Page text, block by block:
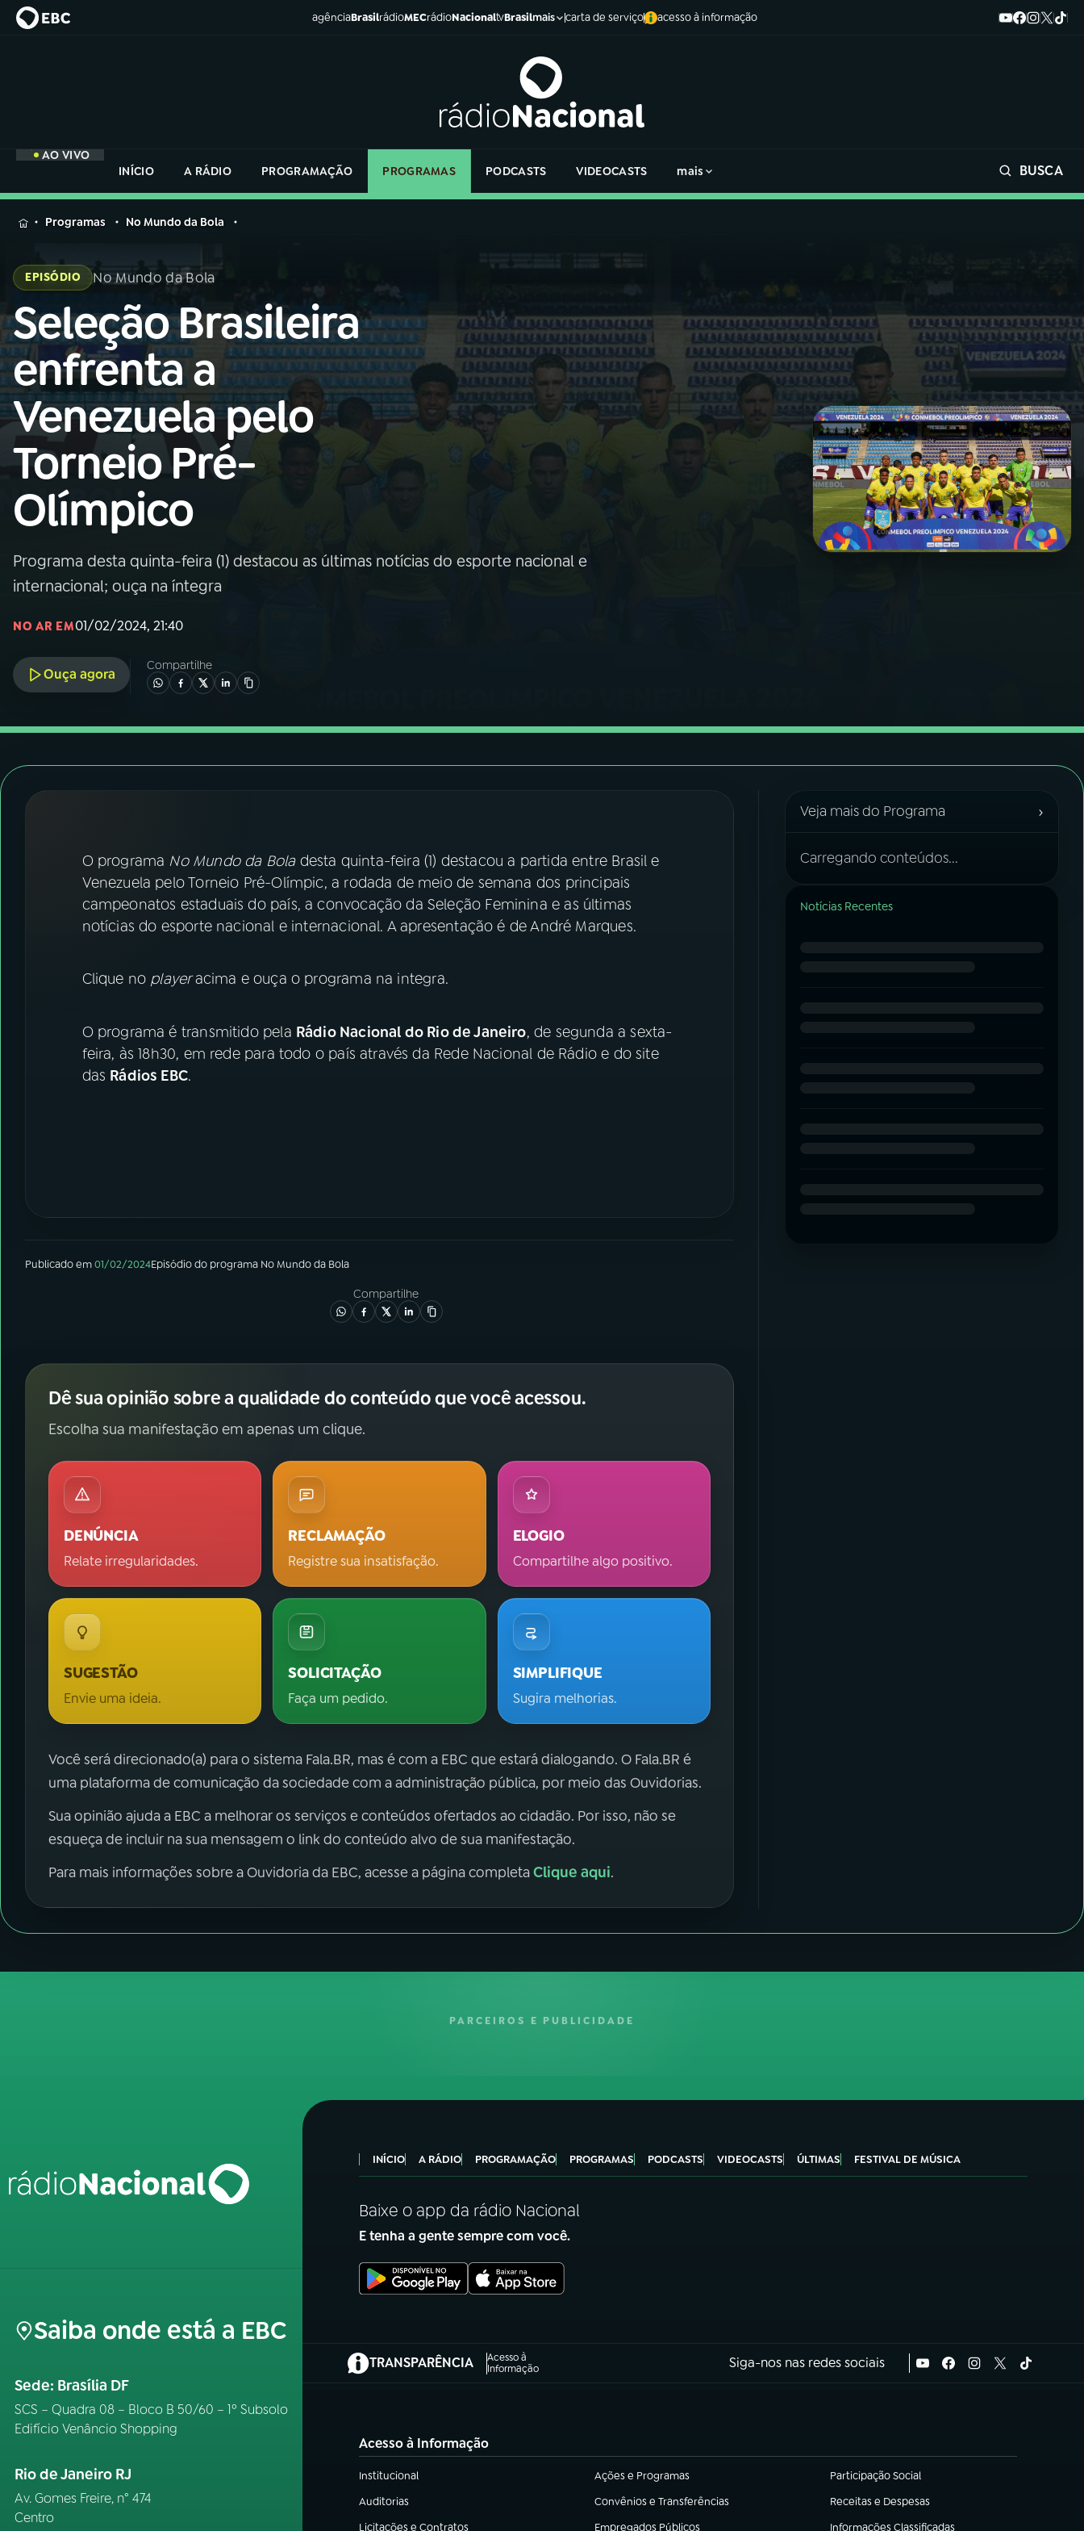
agênciaBrasilrádioMECrádioNacionaltvBrasilmais carta de serviço acesso à informação
AO VIVO
INÍCIO
A RÁDIO PROGRAMAÇÃO PROGRAMAS PODCASTS VIDEOCASTS mais BUSCA
MENU
Buscar
na
Rádio
Nacional
AO VIVO
01INÍCIO
02 A RÁDIO
PROGRAMAÇÃO
04PROGRAMAS
05 PODCASTS
06VIDEOCASTS
07ÚLTIMAS
YouTube Facebook
Instagram X
na
Rádio
Programas No Mundo da Bola
EPISÓDIO No Mundo da Bola
Seleção Brasileira
enfrenta a
Venezuela pelo
Torneio Pré-
Olímpico
Programa desta quinta-feira (1) destacou as últimas notícias do esporte nacional e
internacional; ouça na íntegra
NO AR EM01/02/2024, 21:40
Ouça agora
Compartilhe
O programa No Mundo da Boladesta quinta-feira (1) destacou a partida entre Brasil e
Venezuela pelo Torneio Pré-Olímpic, a rodada de meio de semana dos principais
campeonatos estaduais do país, a convocação da Seleção Feminina e as últimas
notícias do esporte nacional e internacional. A apresentação é de André Marques.
Clique no playeracima e ouça o programa na integra.
O programa é transmitido pela Rádio Nacional do Rio de Janeiro, de segunda a sexta-
feira, às 18h30, em rede para todo o país através da Rede Nacional de Rádio e do site
das Rádios EBC.
Publicado em01/02/2024Episódiodo programa No Mundo da Bola
Compartilhe
Dê sua opinião sobre a qualidade do conteúdo que você acessou.
Escolha sua manifestação em apenas um clique.
DENÚNCIA
Relate irregularidades.
RECLAMAÇÃO
Registre sua insatisfação.
ELOGIO
Compartilhe algo positivo.
SUGESTÃO
Envie uma ideia.
SOLICITAÇÃO
Faça um pedido.
SIMPLIFIQUE
Sugira melhorias.
Você será direcionado(a) para o sistema Fala.BR, mas é com a EBC que estará dialogando. O Fala.BR é
uma plataforma de comunicação da sociedade com a administração pública, por meio das Ouvidorias.
Sua opinião ajuda a EBC a melhorar os serviços e conteúdos ofertados ao cidadão. Por isso, não se
esqueça de incluir na sua mensagem o link do conteúdo alvo de sua manifestação.
Para mais informações sobre a Ouvidoria da EBC, acesse a página completaClique aqui.
Veja mais do Programa ›
Carregando conteúdos...
Notícias Recentes
PARCEIROS E PUBLICIDADE
Saiba onde está a EBC
Sede: Brasília DF
SCS – Quadra 08 – Bloco B 50/60 – 1º Subsolo
Edifício Venâncio Shopping
Rio de Janeiro RJ
Av. Gomes Freire, n° 474
Centro
INÍCIO A RÁDIO PROGRAMAÇÃO PROGRAMAS PODCASTS VIDEOCASTS ÚLTIMAS FESTIVAL DE MÚSICA
Baixe o app da rádio Nacional
E tenha a gente sempre com você.
TRANSPARÊNCIA
Acesso à
Informação
(abre em nova aba) Siga-nos nas redes sociais
Acesso à Informação
Institucional
(abre em nova aba) Ações e Programas
(abre em nova aba) Participação Social
(abre em nova aba)
Auditorias
(abre em nova aba) Convênios e Transferências
(abre em nova aba) Receitas e Despesas
(abre em nova aba)
Licitações e Contratos
Empregados Públicos Informações Classificadas